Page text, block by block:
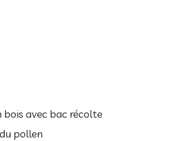
bois avec bac récolte
pollen